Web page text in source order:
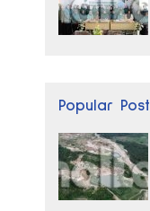
Popular Post